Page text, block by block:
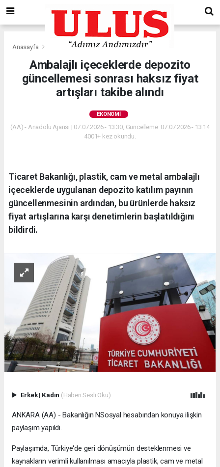
Anasayfa Ekonomi
Ambalajlı içeceklerde depozito
güncellemesi sonrası haksız fiyat
artışları takibe alındı
EKONOMI
(AA) - Anadolu Ajansı | 07.07.2026 - 13:30, Güncelleme: 07.07.2026 - 13:14
4001+ kez okundu.
Ticaret Bakanlığı, plastik, cam ve metal ambalajlı
içeceklerde uygulanan depozito katılım payının
güncellenmesinin ardından, bu ürünlerde haksız
fiyat artışlarına karşı denetimlerin başlatıldığını
bildirdi.
Erkek| Kadın (Haberi Sesli Oku)
ANKARA (AA) - Bakanlığın NSosyal hesabından konuya ilişkin
paylaşım yapıldı.
Paylaşımda, Türkiye'de geri dönüşümün desteklenmesi ve
kaynakların verimli kullanılması amacıyla plastik, cam ve metal